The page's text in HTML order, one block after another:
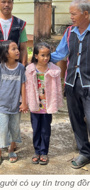
có uy tín trong